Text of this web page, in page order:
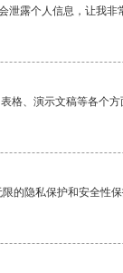
露个人信息，让我非
格、演示文稿等各个
的隐私保护和安全性保